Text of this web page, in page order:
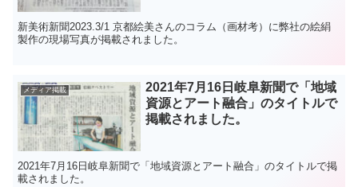
新美術新聞2023.3/1 京都絵美さんのコラム（画材考）に弊社の絵絹
製作の現場写真が掲載されました。
メディア掲載
2021年7月16日岐阜新聞で「地域
資源とアート融合」のタイトルで
掲載されました。
2021年7月16日岐阜新聞で「地域資源とアート融合」のタイトルで掲
載されました。